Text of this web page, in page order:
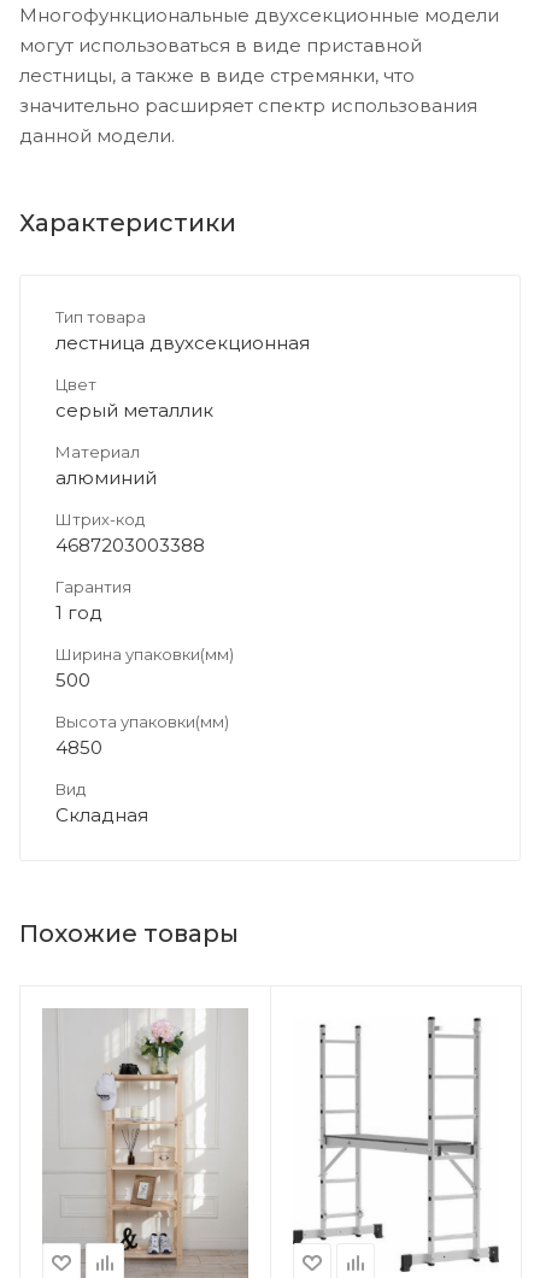
Многофункциональные двухсекционные модели
могут использоваться в виде приставной
лестницы, а также в виде стремянки, что
значительно расширяет спектр использования
данной модели.
Характеристики
Тип товара
лестница двухсекционная
Цвет
серый металлик
Материал
алюминий
Штрих-код
4687203003388
Гарантия
1 год
Ширина упаковки(мм)
500
Высота упаковки(мм)
4850
Вид
Складная
Похожие товары